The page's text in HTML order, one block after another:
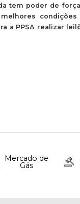
tem poder de
condições
a PPSA realizar
Mercado de
Gás